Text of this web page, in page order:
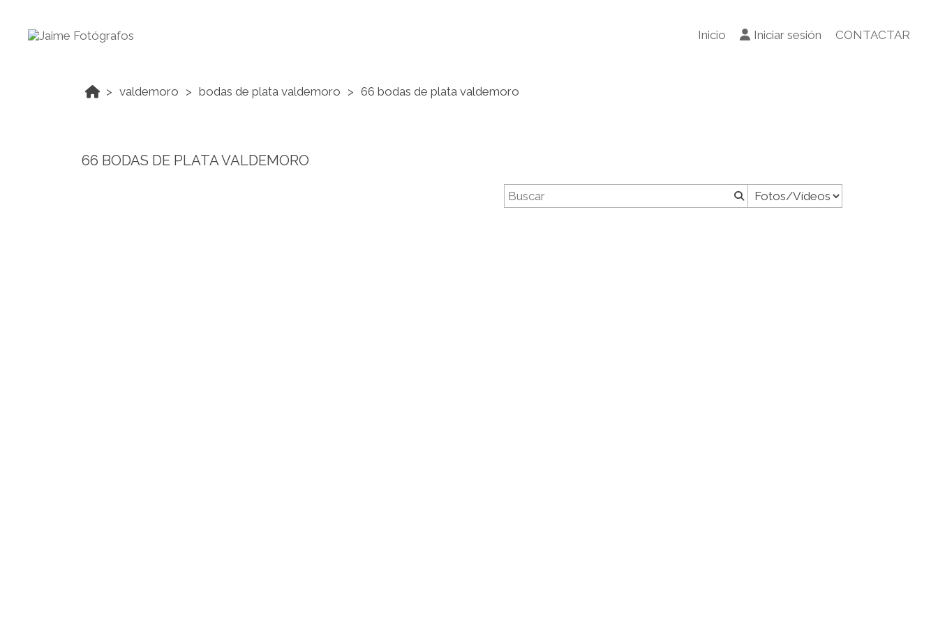
Inicio Iniciar sesión CONTACTAR
valdemoro bodas de plata valdemoro 66 bodas de plata valdemoro
66 BODAS DE PLATA VALDEMORO